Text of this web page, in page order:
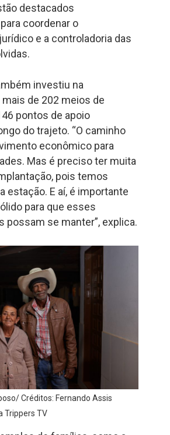
destacados
coordenar o
e a controladoria das
investiu na
de 202 meios de
pontos de apoio
do trajeto. “O caminho
econômico para
Mas é preciso ter muita
pois temos
estação. E aí, é importante
para que esses
possam se manter”, explica.
Créditos: Fernando Assis
Trippers TV